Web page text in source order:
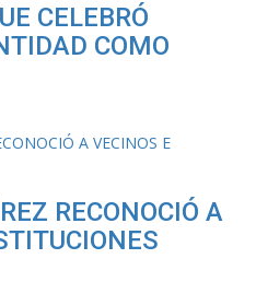
CELEBRÓ
COMO
RECONOCIÓ A